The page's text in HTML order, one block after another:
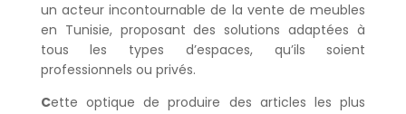
un acteur incontournable de la vente de meubles
en Tunisie, proposant des solutions adaptées à
tous les types d’espaces, qu’ils soient
professionnels ou privés.
Cette optique de produire des articles les plus